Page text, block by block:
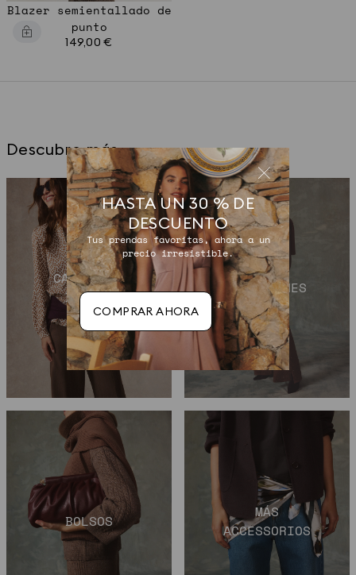
Blazer semientallado de
punto
149,00 €
Descubre más
CAMISAS Y
BLUSAS
PANTALONES
BOLSOS
MÁS
ACCESSORIOS
HASTA UN 30 % DE
DESCUENTO
Tus prendas favoritas, ahora a un
precio irresistible.
COMPRAR AHORA